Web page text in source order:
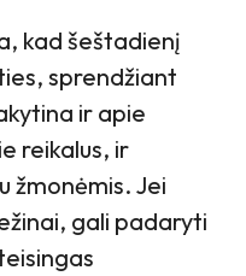
kad šeštadienį
sprendžiant
ir apie
reikalus, ir
žmonėmis. Jei
gali padaryti